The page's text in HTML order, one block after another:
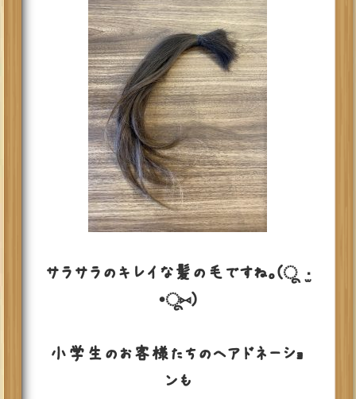
サラサラのキレイな髪の毛ですね。(ू•‧̫
•ू⑅)
小学生のお客様たちのヘアドネーショ
ンも